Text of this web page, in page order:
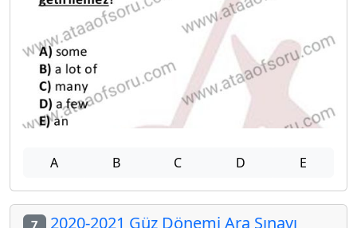
A B C D E
7 2020-2021 Güz Dönemi Ara Sınavı